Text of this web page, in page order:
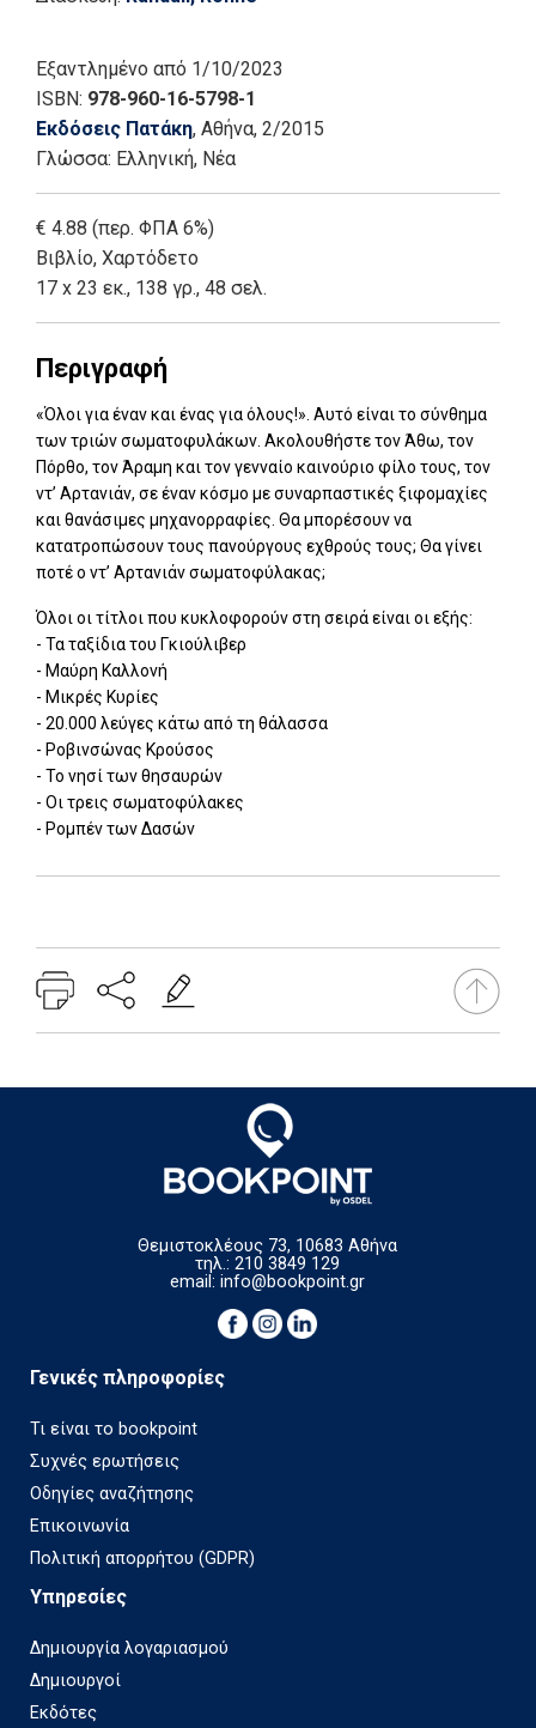
Εξαντλημένο από 1/10/2023
ISBN: 978-960-16-5798-1
Εκδόσεις Πατάκη, Αθήνα, 2/2015
Γλώσσα: Ελληνική, Νέα
€ 4.88 (περ. ΦΠΑ 6%)
Βιβλίο, Χαρτόδετο
17 x 23 εκ., 138 γρ., 48 σελ.
Περιγραφή
«Όλοι για έναν και ένας για όλους!». Αυτό είναι το σύνθημα
των τριών σωματοφυλάκων. Ακολουθήστε τον Άθω, τον
Πόρθο, τον Άραμη και τον γενναίο καινούριο φίλο τους, τον
ντ’ Αρτανιάν, σε έναν κόσμο με συναρπαστικές ξιφομαχίες
και θανάσιμες μηχανορραφίες. Θα μπορέσουν να
κατατροπώσουν τους πανούργους εχθρούς τους; Θα γίνει
ποτέ ο ντ’ Αρτανιάν σωματοφύλακας;
Όλοι οι τίτλοι που κυκλοφορούν στη σειρά είναι οι εξής:
- Τα ταξίδια του Γκιούλιβερ
- Μαύρη Καλλονή
- Μικρές Κυρίες
- 20.000 λεύγες κάτω από τη θάλασσα
- Ροβινσώνας Κρούσος
- Το νησί των θησαυρών
- Οι τρεις σωματοφύλακες
- Ρομπέν των Δασών
Θεμιστοκλέους 73, 10683 Αθήνα
τηλ.: 210 3849 129
email:info@bookpoint.gr
Γενικές πληροφορίες
Τι είναι το bookpoint
Συχνές ερωτήσεις
Οδηγίες αναζήτησης
Επικοινωνία
Πολιτική απορρήτου (GDPR)
Υπηρεσίες
Δημιουργία λογαριασμού
Δημιουργοί
Εκδότες